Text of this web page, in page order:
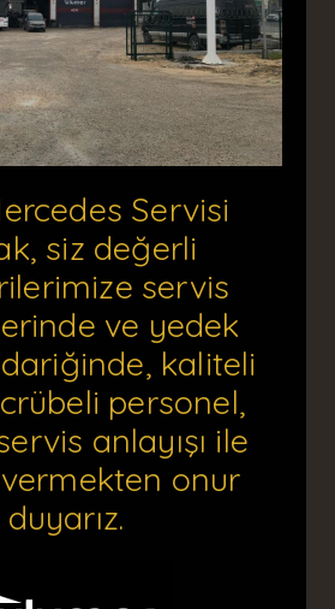
Servisi
siz değerli
servis
ve yedek
kaliteli
personel,
anlayışı ile
onur
duyarız.